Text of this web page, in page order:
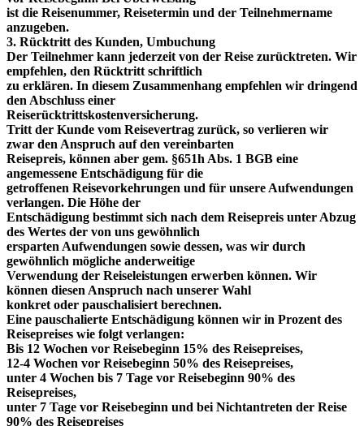
ist die Reisenummer, Reisetermin und der Teilnehmername
anzugeben.
3. Rücktritt des Kunden, Umbuchung
Der Teilnehmer kann jederzeit von der Reise zurücktreten. Wir
empfehlen, den Rücktritt schriftlich
zu erklären. In diesem Zusammenhang empfehlen wir dringend
den Abschluss einer
Reiserücktrittskostenversicherung.
Tritt der Kunde vom Reisevertrag zurück, so verlieren wir
zwar den Anspruch auf den vereinbarten
Reisepreis, können aber gem. §651h Abs. 1 BGB eine
angemessene Entschädigung für die
getroffenen Reisevorkehrungen und für unsere Aufwendungen
verlangen. Die Höhe der
Entschädigung bestimmt sich nach dem Reisepreis unter Abzug
des Wertes der von uns gewöhnlich
ersparten Aufwendungen sowie dessen, was wir durch
gewöhnlich mögliche anderweitige
Verwendung der Reiseleistungen erwerben können. Wir
können diesen Anspruch nach unserer Wahl
konkret oder pauschalisiert berechnen.
Eine pauschalierte Entschädigung können wir in Prozent des
Reisepreises wie folgt verlangen:
Bis 12 Wochen vor Reisebeginn 15% des Reisepreises,
12-4 Wochen vor Reisebeginn 50% des Reisepreises,
unter 4 Wochen bis 7 Tage vor Reisebeginn 90% des
Reisepreises,
unter 7 Tage vor Reisebeginn und bei Nichtantreten der Reise
90% des Reisepreises